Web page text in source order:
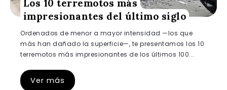
Los 10 terremotos más
impresionantes del último siglo
Ordenados de menor a mayor intensidad —los que
más han dañado la superficie—, te presentamos los 10
terremotos más impresionantes de los últimos 100...
Ver más